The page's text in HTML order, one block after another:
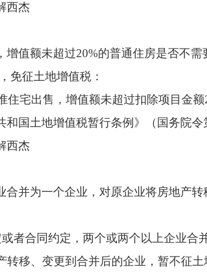
西杰
增值额未超过20%的普通住房是否不需
免征土地增值税：
宅出售，增值额未超过扣除项目金额
和国土地增值税暂行条例》（国务院令
西杰
合并为一个企业，对原企业将房地产
者合同约定，两个或两个以上企业合
移、变更到合并后的企业，暂不征土